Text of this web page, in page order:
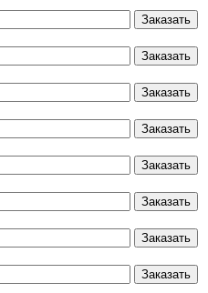
Заказать
Заказать
Заказать
Заказать
Заказать
Заказать
Заказать
Заказать